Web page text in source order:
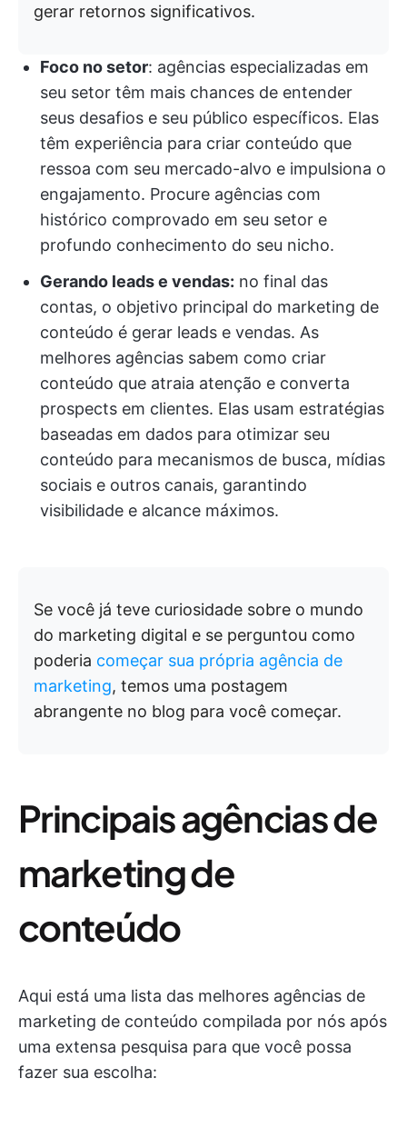
gerar retornos significativos.
Foco no setor: agências especializadas em
seu setor têm mais chances de entender
seus desafios e seu público específicos. Elas
têm experiência para criar conteúdo que
ressoa com seu mercado-alvo e impulsiona o
engajamento. Procure agências com
histórico comprovado em seu setor e
profundo conhecimento do seu nicho.
Gerando leads e vendas: no final das
contas, o objetivo principal do marketing de
conteúdo é gerar leads e vendas. As
melhores agências sabem como criar
conteúdo que atraia atenção e converta
prospects em clientes. Elas usam estratégias
baseadas em dados para otimizar seu
conteúdo para mecanismos de busca, mídias
sociais e outros canais, garantindo
visibilidade e alcance máximos.
Se você já teve curiosidade sobre o mundo
do marketing digital e se perguntou como
poderia começar sua própria agência de
marketing, temos uma postagem
abrangente no blog para você começar.
Principais agências de
marketing de
conteúdo
Aqui está uma lista das melhores agências de
marketing de conteúdo compilada por nós após
uma extensa pesquisa para que você possa
fazer sua escolha: